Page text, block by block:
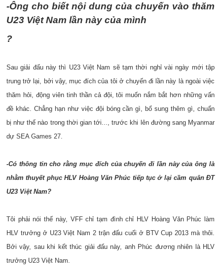
-Ông cho biết nội dung của chuyến vào thăm
U23 Việt Nam lần này của mình
?
Sau giải đấu này thì U23 Việt Nam sẽ tạm thời nghỉ vài ngày mới tập
trung trở lại, bởi vậy, mục đích của tôi ở chuyến đi lần này là ngoài việc
thăm hỏi, động viên tinh thần cả đội, tôi muốn nắm bắt hơn những vấn
đề khác. Chẳng hạn như việc đội bóng cần gì, bổ sung thêm gì, chuẩn
bị như thế nào trong thời gian tới..., trước khi lên đường sang Myanmar
dự SEA Games 27.
-Có thông tin cho rằng mục đích của chuyến đi lần này của ông là
nhằm thuyết phục HLV Hoàng Văn Phúc tiếp tục ở lại cầm quân ĐT
U23 Việt Nam?
Tôi phải nói thế này, VFF chỉ tạm đình chỉ HLV Hoàng Văn Phúc làm
HLV trưởng ở U23 Việt Nam 2 trận đấu cuối ở BTV Cup 2013 mà thôi.
Bởi vậy, sau khi kết thúc giải đấu này, anh Phúc đương nhiên là HLV
trưởng U23 Việt Nam.